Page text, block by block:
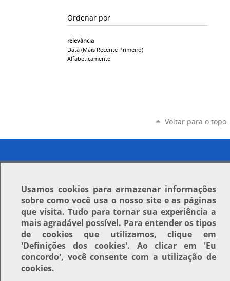
Ordenar por
relevância
Data (mais Recente Primeiro)
Alfabeticamente
Voltar para o topo
Usamos cookiespara armazenar informações
sobre como você usa o nosso site e as páginas
que visita. Tudo para tornar sua experiência a
mais agradável possível. Para entender os tipos
de cookies que utilizamos, clique em
'Definições dos cookies'. Ao clicar em 'Eu
concordo', você consente com a utilização de
cookies.